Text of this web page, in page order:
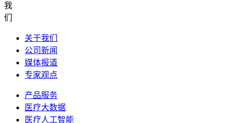
我
们
关于我们
公司新闻
媒体报道
专家观点
产品服务
医疗大数据
医疗人工智能